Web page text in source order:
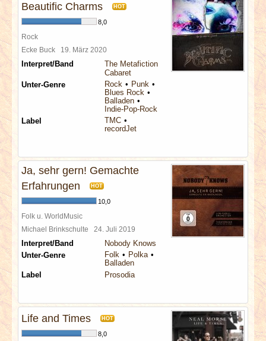
Beautific Charms HOT
8,0
Rock
Ecke Buck 19. März 2020
Interpret/Band
The Metafiction
Cabaret
Unter-Genre
Rock
Punk
Blues Rock
Balladen
Indie-Pop-Rock
Label
TMC
recordJet
Ja, sehr gern! Gemachte
Erfahrungen
HOT
10,0
Folk u. WorldMusic
Michael Brinkschulte 24. Juli 2019
Interpret/Band
Nobody Knows
Unter-Genre
Folk
Polka
Balladen
Label
Prosodia
Life and Times HOT
8,0